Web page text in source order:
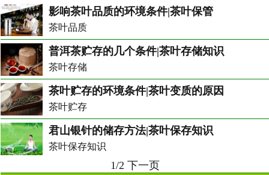
影响茶叶品质的环境条件|茶叶保管
茶叶品质
普洱茶贮存的几个条件|茶叶存储知识
茶叶存储
茶叶贮存的环境条件|茶叶变质的原因
茶叶贮存
君山银针的储存方法|茶叶保存知识
茶叶保存知识
1/2 下一页